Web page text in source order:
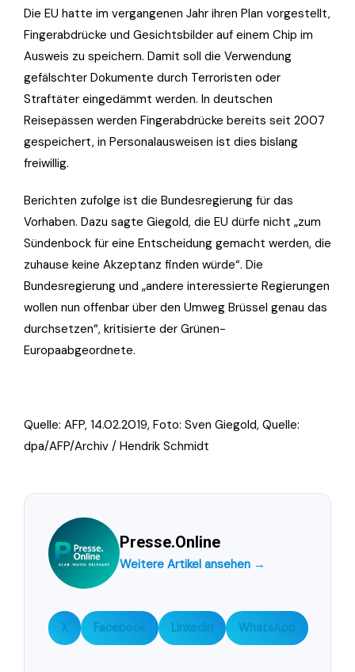
Die EU hatte im vergangenen Jahr ihren Plan vorgestellt,
Fingerabdrücke und Gesichtsbilder auf einem Chip im
Ausweis zu speichern. Damit soll die Verwendung
gefälschter Dokumente durch Terroristen oder
Straftäter eingedämmt werden. In deutschen
Reisepässen werden Fingerabdrücke bereits seit 2007
gespeichert, in Personalausweisen ist dies bislang
freiwillig.
Berichten zufolge ist die Bundesregierung für das
Vorhaben. Dazu sagte Giegold, die EU dürfe nicht „zum
Sündenbock für eine Entscheidung gemacht werden, die
zuhause keine Akzeptanz finden würde“. Die
Bundesregierung und „andere interessierte Regierungen
wollen nun offenbar über den Umweg Brüssel genau das
durchsetzen“, kritisierte der Grünen-
Europaabgeordnete.
Quelle: AFP, 14.02.2019, Foto: Sven Giegold, Quelle:
dpa/AFP/Archiv / Hendrik Schmidt
Presse.Online
Weitere Artikel ansehen →
X Facebook LinkedIn WhatsApp